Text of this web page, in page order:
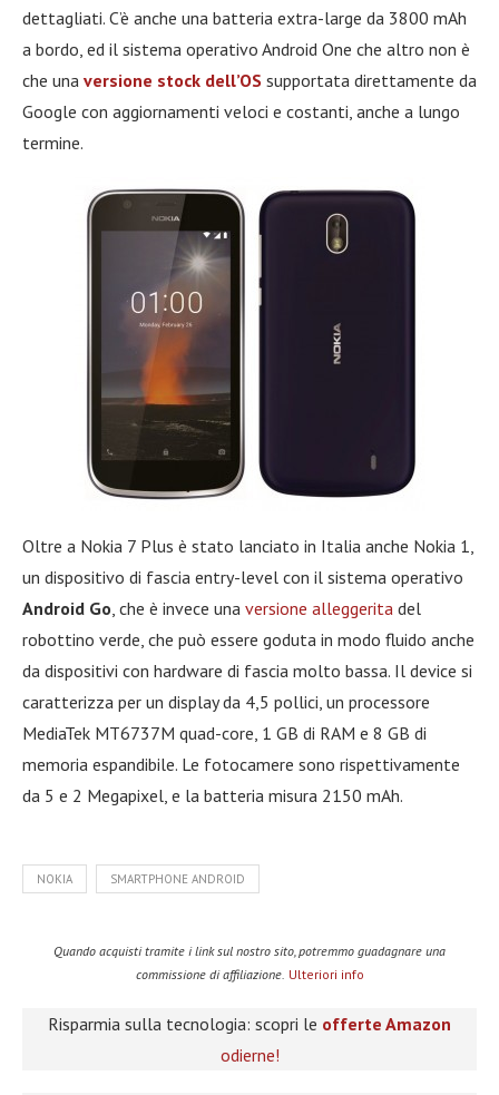
dettagliati. C’è anche una batteria extra-large da 3800 mAh
a bordo, ed il sistema operativo Android One che altro non è
che una versione stock dell’OS supportata direttamente da
Google con aggiornamenti veloci e costanti, anche a lungo
termine.
Oltre a Nokia 7 Plus è stato lanciato in Italia anche Nokia 1,
un dispositivo di fascia entry-level con il sistema operativo
Android Go , che è invece una versione alleggerita del
robottino verde, che può essere goduta in modo fluido anche
da dispositivi con hardware di fascia molto bassa. Il device si
caratterizza per un display da 4,5 pollici, un processore
MediaTek MT6737M quad-core, 1 GB di RAM e 8 GB di
memoria espandibile. Le fotocamere sono rispettivamente
da 5 e 2 Megapixel, e la batteria misura 2150 mAh.
NOKIA SMARTPHONE ANDROID
Quando acquisti tramite i link sul nostro sito, potremmo guadagnare una
commissione di affiliazione. Ulteriori info
Risparmia sulla tecnologia: scopri le offerte Amazon
odierne!